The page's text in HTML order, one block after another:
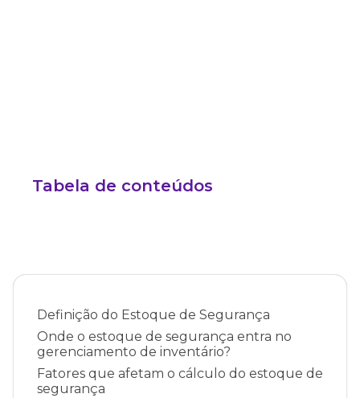
Tabela de conteúdos
Definição do Estoque de Segurança
Onde o estoque de segurança entra no
gerenciamento de inventário?
Fatores que afetam o cálculo do estoque de
segurança